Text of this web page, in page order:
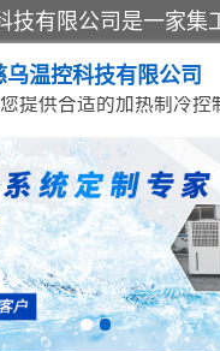
乌温控科技有限公司
提供合适的加热制冷控
模温机